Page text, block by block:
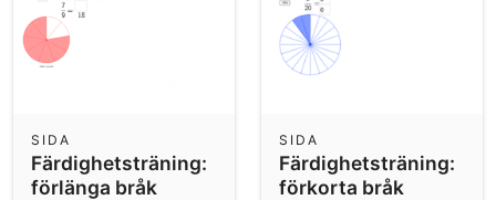
Färdighetsträning:
förlänga bråk
SIDA
Färdighetsträning:
förkorta bråk
SIDA